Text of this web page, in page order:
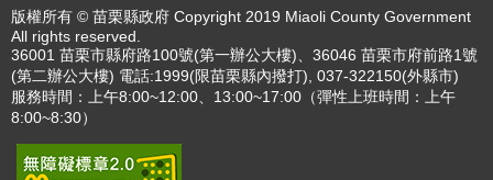
版權所有 © 苗栗縣政府 Copyright 2019 Miaoli County Government
All rights reserved.
36001 苗栗市縣府路100號(第一辦公大樓)、36046 苗栗市府前路1號
(第二辦公大樓) 電話:1999(限苗栗縣內撥打), 037-322150(外縣市)
服務時間：上午8:00~12:00、13:00~17:00（彈性上班時間：上午
8:00~8:30）